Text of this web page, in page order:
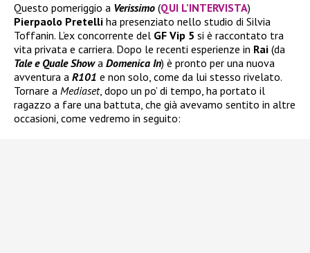
Questo pomeriggio a Verissimo (QUI L’INTERVISTA)
Pierpaolo Pretelli ha presenziato nello studio di Silvia
Toffanin. L’ex concorrente del GF Vip 5 si è raccontato tra
vita privata e carriera. Dopo le recenti esperienze in Rai (da
Tale e Quale Showa Domenica In) è pronto per una nuova
avventura a R101 e non solo, come da lui stesso rivelato.
Tornare a Mediaset, dopo un po’ di tempo, ha portato il
ragazzo a fare una battuta, che già avevamo sentito in altre
occasioni, come vedremo in seguito: